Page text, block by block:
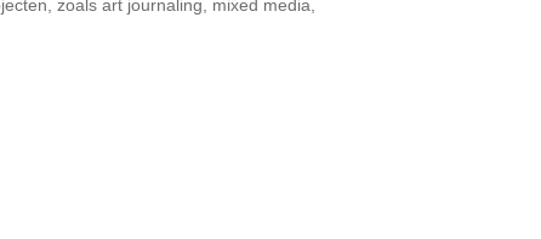
zoals art journaling, mixed media,